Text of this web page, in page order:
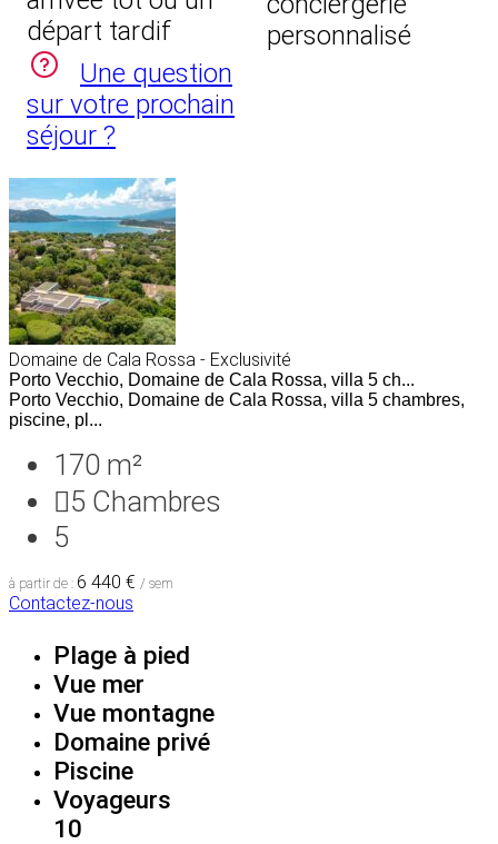
départ tardif
Une question
sur votre prochain
séjour ?
personnalisé
Domaine de Cala Rossa - Exclusivité
Porto Vecchio, Domaine de Cala Rossa, villa 5 ch...
Porto Vecchio, Domaine de Cala Rossa, villa 5 chambres,
piscine, pl...
170 m²
5 Chambres
5
à partir de : 6 440 € / sem
Contactez-nous
Plage à pied
Vue mer
Vue montagne
Domaine privé
Piscine
Voyageurs
10